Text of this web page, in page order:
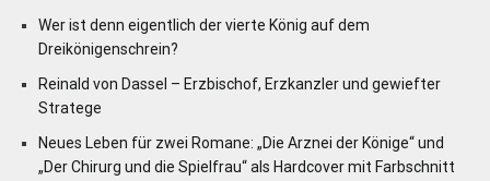
Wer ist denn eigentlich der vierte König auf dem
Dreikönigenschrein?
Reinald von Dassel – Erzbischof, Erzkanzler und gewiefter
Stratege
Neues Leben für zwei Romane: „Die Arznei der Könige“ und
„Der Chirurg und die Spielfrau“ als Hardcover mit Farbschnitt